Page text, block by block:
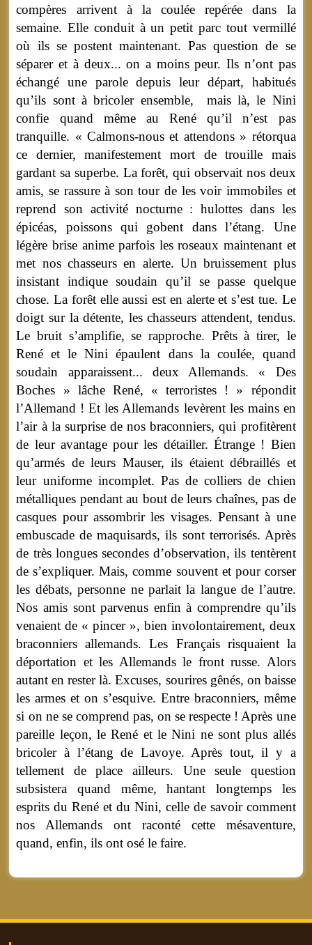
compères arrivent à la coulée repérée dans la
semaine. Elle conduit à un petit parc tout vermillé
où ils se postent maintenant. Pas question de se
séparer et à deux... on a moins peur. Ils n’ont pas
échangé une parole depuis leur départ, habitués
qu’ils sont à bricoler ensemble, mais là, le Nini
confie quand même au René qu’il n’est pas
tranquille. « Calmons-nous et attendons » rétorqua
ce dernier, manifestement mort de trouille mais
gardant sa superbe. La forêt, qui observait nos deux
amis, se rassure à son tour de les voir immobiles et
reprend son activité nocturne : hulottes dans les
épicéas, poissons qui gobent dans l’étang. Une
légère brise anime parfois les roseaux maintenant et
met nos chasseurs en alerte. Un bruissement plus
insistant indique soudain qu’il se passe quelque
chose. La forêt elle aussi est en alerte et s’est tue. Le
doigt sur la détente, les chasseurs attendent, tendus.
Le bruit s’amplifie, se rapproche. Prêts à tirer, le
René et le Nini épaulent dans la coulée, quand
soudain apparaissent... deux Allemands. « Des
Boches » lâche René, « terroristes ! » répondit
l’Allemand ! Et les Allemands levèrent les mains en
l’air à la surprise de nos braconniers, qui profitèrent
de leur avantage pour les détailler. Étrange ! Bien
qu’armés de leurs Mauser, ils étaient débraillés et
leur uniforme incomplet. Pas de colliers de chien
métalliques pendant au bout de leurs chaînes, pas de
casques pour assombrir les visages. Pensant à une
embuscade de maquisards, ils sont terrorisés. Après
de très longues secondes d’observation, ils tentèrent
de s’expliquer. Mais, comme souvent et pour corser
les débats, personne ne parlait la langue de l’autre.
Nos amis sont parvenus enfin à comprendre qu’ils
venaient de « pincer », bien involontairement, deux
braconniers allemands. Les Français risquaient la
déportation et les Allemands le front russe. Alors
autant en rester là. Excuses, sourires gênés, on baisse
les armes et on s’esquive. Entre braconniers, même
si on ne se comprend pas, on se respecte ! Après une
pareille leçon, le René et le Nini ne sont plus allés
bricoler à l’étang de Lavoye. Après tout, il y a
tellement de place ailleurs. Une seule question
subsistera quand même, hantant longtemps les
esprits du René et du Nini, celle de savoir comment
nos Allemands ont raconté cette mésaventure,
quand, enfin, ils ont osé le faire.